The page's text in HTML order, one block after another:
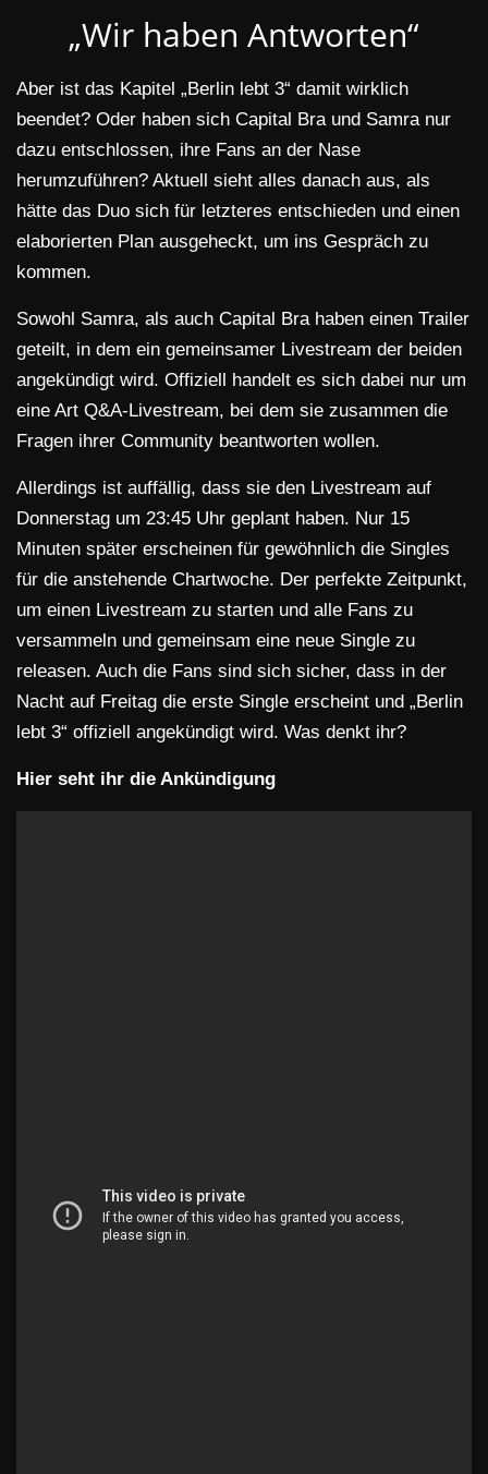
„Wir haben Antworten“
Aber ist das Kapitel „Berlin lebt 3“ damit wirklich
beendet? Oder haben sich Capital Bra und Samra nur
dazu entschlossen, ihre Fans an der Nase
herumzuführen? Aktuell sieht alles danach aus, als
hätte das Duo sich für letzteres entschieden und einen
elaborierten Plan ausgeheckt, um ins Gespräch zu
kommen.
Sowohl Samra, als auch Capital Bra haben einen Trailer
geteilt, in dem ein gemeinsamer Livestream der beiden
angekündigt wird. Offiziell handelt es sich dabei nur um
eine Art Q&A-Livestream, bei dem sie zusammen die
Fragen ihrer Community beantworten wollen.
Allerdings ist auffällig, dass sie den Livestream auf
Donnerstag um 23:45 Uhr geplant haben. Nur 15
Minuten später erscheinen für gewöhnlich die Singles
für die anstehende Chartwoche. Der perfekte Zeitpunkt,
um einen Livestream zu starten und alle Fans zu
versammeln und gemeinsam eine neue Single zu
releasen. Auch die Fans sind sich sicher, dass in der
Nacht auf Freitag die erste Single erscheint und „Berlin
lebt 3“ offiziell angekündigt wird. Was denkt ihr?
Hier seht ihr die Ankündigung